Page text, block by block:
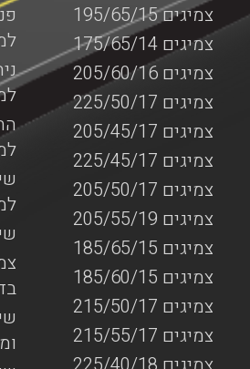
צמיגים 195/65/15
צמיגים 175/65/14
צמיגים 205/60/16
צמיגים 225/50/17
צמיגים 205/45/17
צמיגים 225/45/17
צמיגים 205/50/17
צמיגים 205/55/19
צמיגים 185/65/15
צמיגים 185/60/15
צמיגים 215/50/17
צמיגים 215/55/17